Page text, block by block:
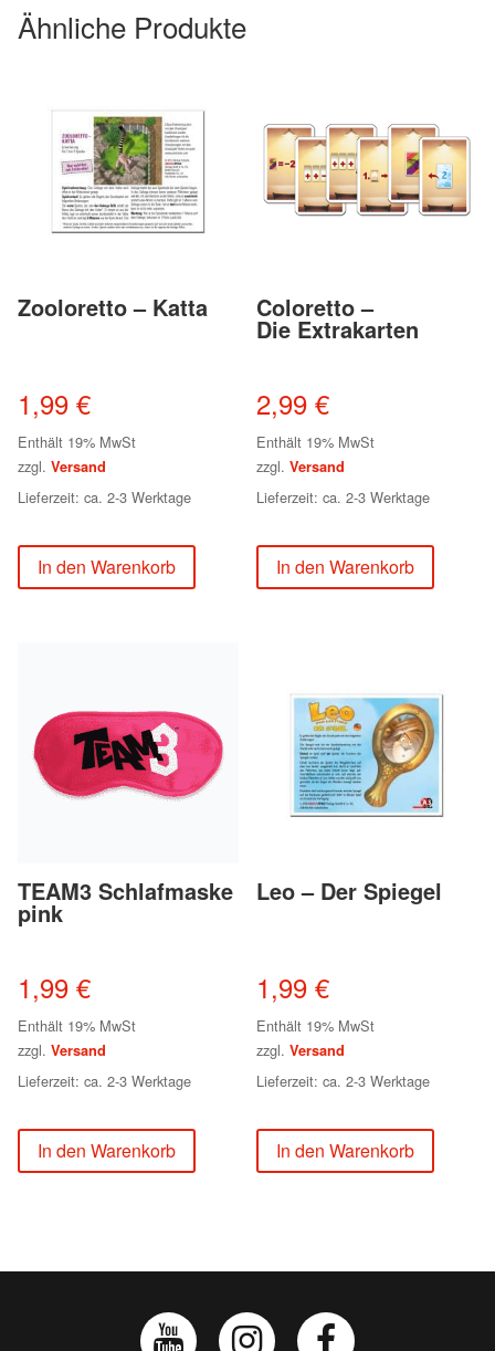
Ähnliche Produkte
Zooloretto – Katta
1,99 €
Enthält 19% MwSt
zzgl. Versand
Lieferzeit: ca. 2-3 Werktage
In den Warenkorb
Coloretto –
Die Extrakarten
2,99€
Enthält 19% MwSt
zzgl.Versand
Lieferzeit: ca. 2-3 Werktage
In den Warenkorb
TEAM3 Schlafmaske
pink
1,99 €
Enthält 19% MwSt
zzgl. Versand
Lieferzeit: ca. 2-3 Werktage
In den Warenkorb
Leo – Der Spiegel
1,99€
Enthält 19% MwSt
zzgl.Versand
Lieferzeit: ca. 2-3 Werktage
In den Warenkorb